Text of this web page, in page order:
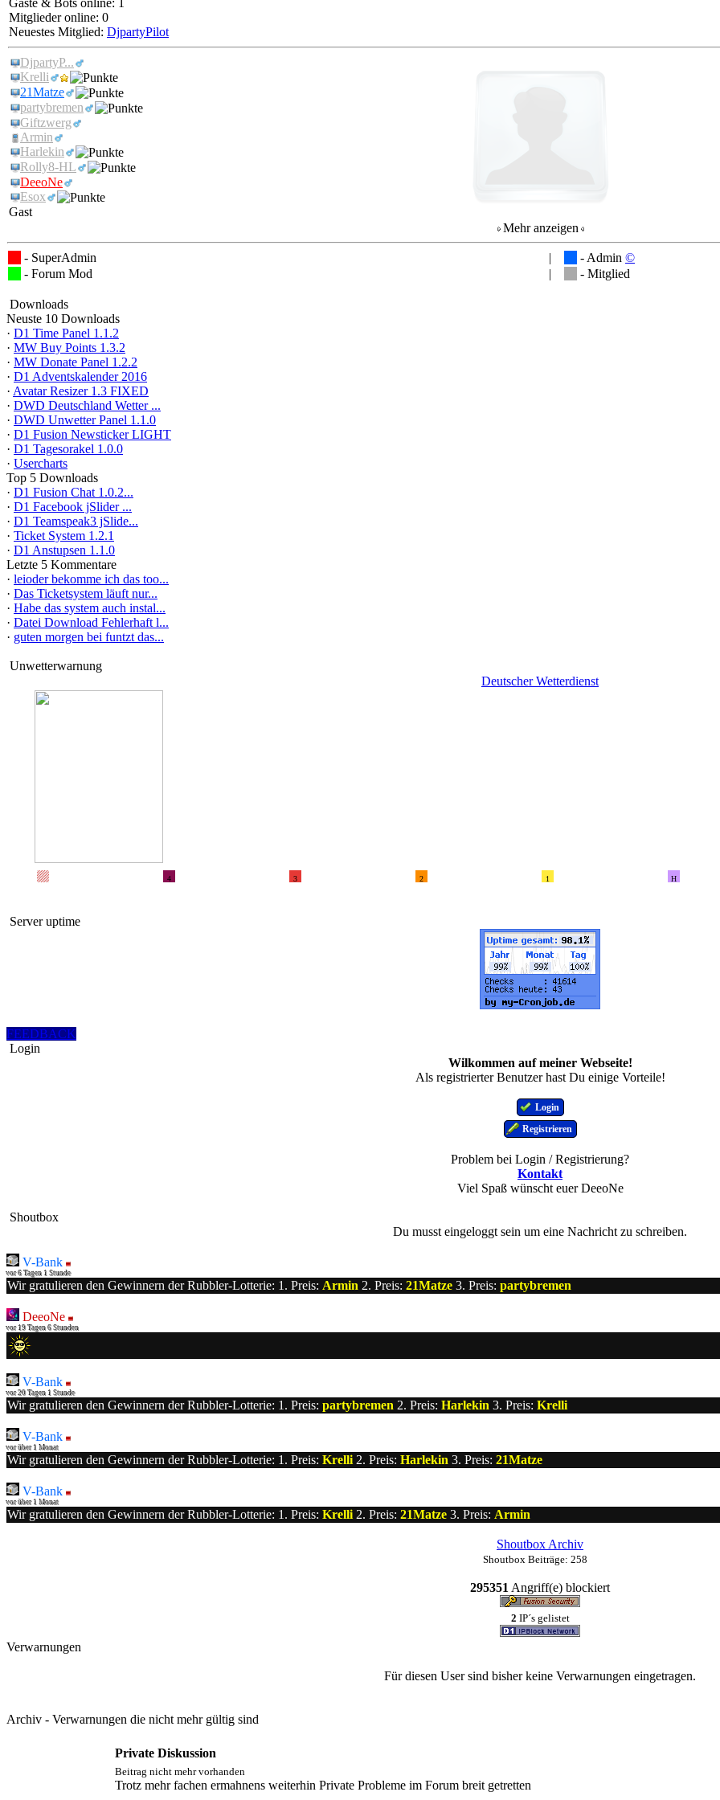
Gäste & Bots online: 1
Mitglieder online: 0
Neuestes Mitglied: DjpartyPilot
DjpartyP...
Krelli
21Matze
partybremen
Giftzwerg
Armin
Harlekin
Rolly8-HL
DeeoNe
Esox
Gast
Mehr anzeigen
- SuperAdmin | - Admin ©
- Forum Mod
| - Mitglied
Downloads
Neuste 10 Downloads
· D1 Time Panel 1.1.2
· MW Buy Points 1.3.2
· MW Donate Panel 1.2.2
· D1 Adventskalender 2016
· Avatar Resizer 1.3 FIXED
· DWD Deutschland Wetter ...
· DWD Unwetter Panel 1.1.0
· D1 Fusion Newsticker LIGHT
· D1 Tagesorakel 1.0.0
· Usercharts
Top 5 Downloads
· D1 Fusion Chat 1.0.2...
· D1 Facebook jSlider ...
· D1 Teamspeak3 jSlide...
· Ticket System 1.2.1
· D1 Anstupsen 1.1.0
Letzte 5 Kommentare
· leioder bekomme ich das too...
· Das Ticketsystem läuft nur...
· Habe das system auch instal...
· Datei Download Fehlerhaft l...
· guten morgen bei funtzt das...
Unwetterwarnung
Deutscher Wetterdienst
4 3 2 1 H
Server uptime
FEEDBACK
Login
Wilkommen auf meiner Webseite!
Als registrierter Benutzer hast Du einige Vorteile!
Login
Registrieren
Problem bei Login / Registrierung?
Kontakt
Viel Spaß wünscht euer DeeoNe
Shoutbox
Du musst eingeloggt sein um eine Nachricht zu schreiben.
V-Bank
vor 6 Tagen 1 Stunde
Wir gratulieren den Gewinnern der Rubbler-Lotterie: 1. Preis: Armin 2. Preis: 21Matze 3. Preis: partybremen
DeeoNe
vor 19 Tagen 6 Stunden
V-Bank
vor 20 Tagen 1 Stunde
Wir gratulieren den Gewinnern der Rubbler-Lotterie: 1. Preis: partybremen 2. Preis: Harlekin 3. Preis: Krelli
V-Bank
vor über 1 Monat
Wir gratulieren den Gewinnern der Rubbler-Lotterie: 1. Preis: Krelli 2. Preis: Harlekin 3. Preis: 21Matze
V-Bank
vor über 1 Monat
Wir gratulieren den Gewinnern der Rubbler-Lotterie: 1. Preis: Krelli 2. Preis: 21Matze 3. Preis: Armin
Shoutbox Archiv
Shoutbox Beiträge: 258
295351 Angriff(e) blockiert
2 IP´s gelistet
Verwarnungen
Für diesen User sind bisher keine Verwarnungen eingetragen.
Archiv - Verwarnungen die nicht mehr gültig sind
Private Diskussion
Beitrag nicht mehr vorhanden
Trotz mehr fachen ermahnens weiterhin Private Probleme im Forum breit getretten